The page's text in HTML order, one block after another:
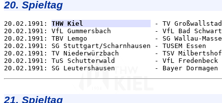
20. Spieltag
20.02.1991: THW Kiel
- TV
20.02.1991: VfL Gummersbach           - VfL Bad
20.02.1991: TBV Lemgo                 - SG
20.02.1991: SG Stuttgart/Scharnhausen -
20.02.1991: TV Niederwürzbach         - TSV
20.02.1991: TuS Schutterwald          - VfL
21. Spieltag